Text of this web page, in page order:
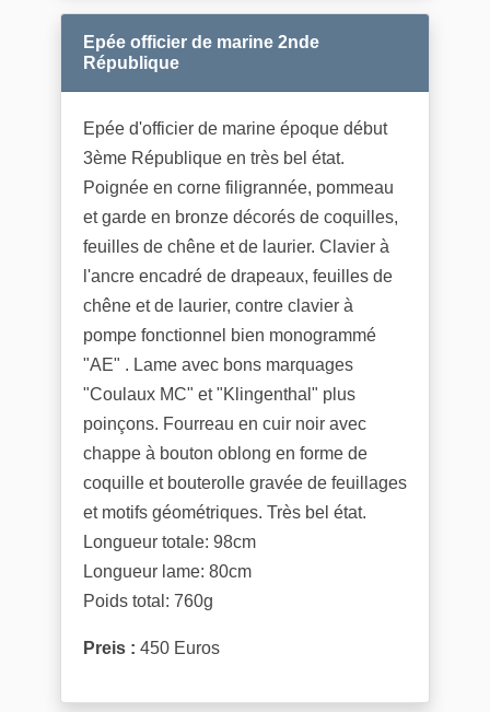
Epée officier de marine 2nde
République
Epée d'officier de marine époque début
3ème République en très bel état.
Poignée en corne filigrannée, pommeau
et garde en bronze décorés de coquilles,
feuilles de chêne et de laurier. Clavier à
l'ancre encadré de drapeaux, feuilles de
chêne et de laurier, contre clavier à
pompe fonctionnel bien monogrammé
"AE" . Lame avec bons marquages
"Coulaux MC" et "Klingenthal" plus
poinçons. Fourreau en cuir noir avec
chappe à bouton oblong en forme de
coquille et bouterolle gravée de feuillages
et motifs géométriques. Très bel état.
Longueur totale: 98cm
Longueur lame: 80cm
Poids total: 760g
Preis : 450 Euros